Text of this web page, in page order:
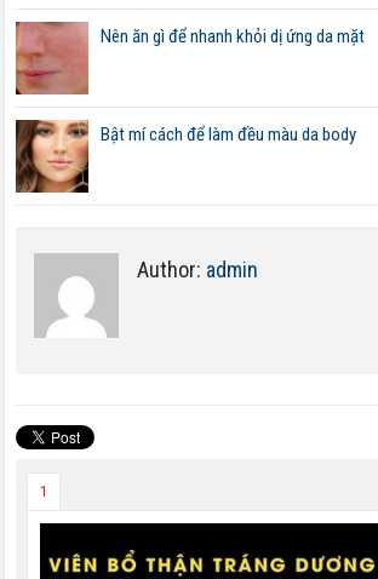
Nên ăn gì để nhanh khỏi dị ứng da mặt
Bật mí cách để làm đều màu da body
Author: admin
1